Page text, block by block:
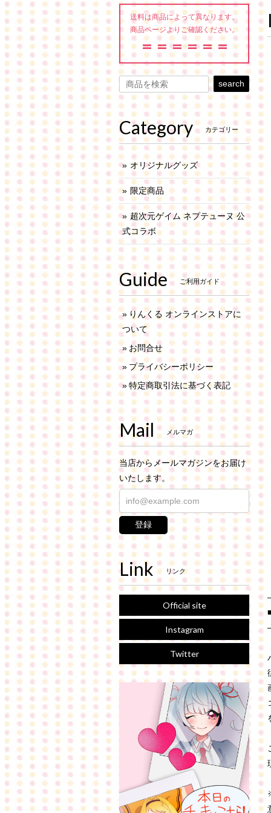
送料は商品によって異なります。
商品ページよりご確認ください。
＝＝＝＝＝＝
search
Category カテゴリー
オリジナルグッズ
限定商品
超次元ゲイム ネプテューヌ 公
式コラボ
Guide ご利用ガイド
りんくる オンラインストアに
ついて
お問合せ
プライバシーポリシー
特定商取引法に基づく表記
Mail メルマガ
当店からメールマガジンをお届け
いたします。
登録
Link リンク
Official site
Instagram
Twitter